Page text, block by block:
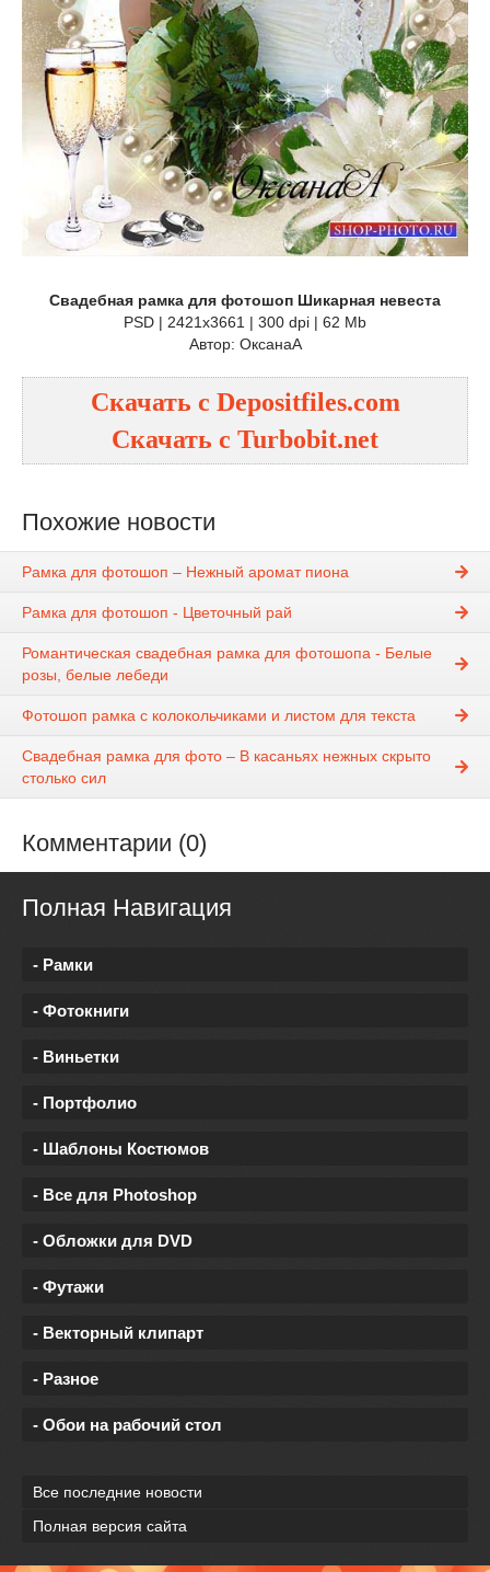
Свадебная рамка для фотошоп Шикарная невеста
PSD | 2421х3661 | 300 dpi | 62 Mb
Автор: ОксанаА
Скачать с Depositfiles.com
Скачать с Turbobit.net
Похожие новости
Рамка для фотошоп – Нежный аромат пиона
Рамка для фотошоп - Цветочный рай
Романтическая свадебная рамка для фотошопа - Белые
розы, белые лебеди
Фотошоп рамка с колокольчиками и листом для текста
Свадебная рамка для фото – В касаньях нежных скрыто
столько сил
Комментарии (0)
Полная Навигация
- Рамки
- Фотокниги
- Виньетки
- Портфолио
- Шаблоны Костюмов
- Все для Photoshop
- Обложки для DVD
- Футажи
- Векторный клипарт
- Разное
- Обои на рабочий стол
Все последние новости
Полная версия сайта